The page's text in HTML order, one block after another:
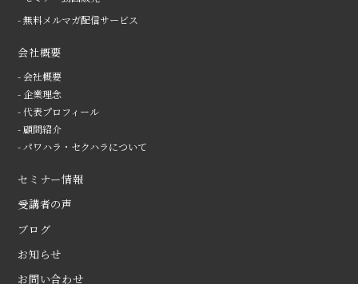
- 無料メルマガ配信サービス
会社概要
- 会社概要
- 企業理念
- 代表プロフィール
- 顧問紹介
- パワハラ・セクハラについて
セミナー情報
受講者の声
ブログ
お知らせ
お問い合わせ